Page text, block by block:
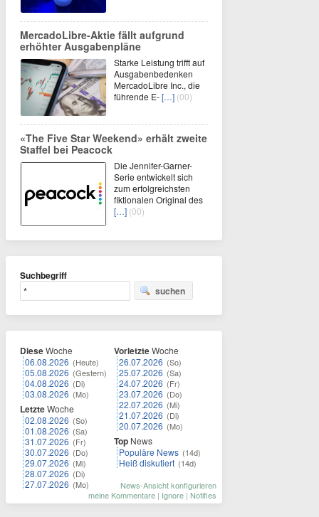
MercadoLibre-Aktie fällt aufgrund
erhöhter Ausgabenpläne
Starke Leistung trifft auf
Ausgabenbedenken
MercadoLibre Inc., die
führende E-[…] (00)
«The Five Star Weekend» erhält zweite
Staffel bei Peacock
Die Jennifer-Garner-
Serie entwickelt sich
zum erfolgreichsten
fiktionalen Original des
[…] (00)
Suchbegriff
suchen
DieseWoche
06.08.2026 (Heute)
05.08.2026 (Gestern)
04.08.2026 (Di)
03.08.2026 (Mo)
LetzteWoche
02.08.2026 (So)
01.08.2026 (Sa)
31.07.2026 (Fr)
30.07.2026 (Do)
29.07.2026 (Mi)
28.07.2026 (Di)
27.07.2026 (Mo)
VorletzteWoche
26.07.2026 (So)
25.07.2026 (Sa)
24.07.2026 (Fr)
23.07.2026 (Do)
22.07.2026 (Mi)
21.07.2026 (Di)
20.07.2026 (Mo)
Top News
Populäre News (14d)
Heiß diskutiert (14d)
News-Ansicht konfigurieren
meine Kommentare | Ignore | Notifies